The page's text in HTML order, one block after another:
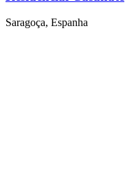
Saragoça, Espanha